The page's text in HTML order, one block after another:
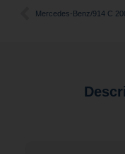
Mercedes-Benz/914 C